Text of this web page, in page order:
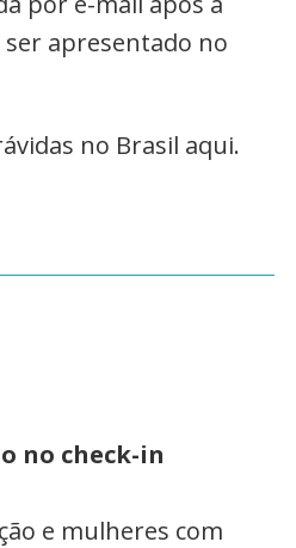
ser apresentado no
no Brasil aqui.
no check-in
e mulheres com